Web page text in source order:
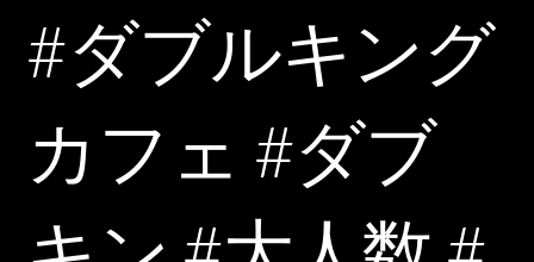
#ダブルキング
カフェ #ダブ